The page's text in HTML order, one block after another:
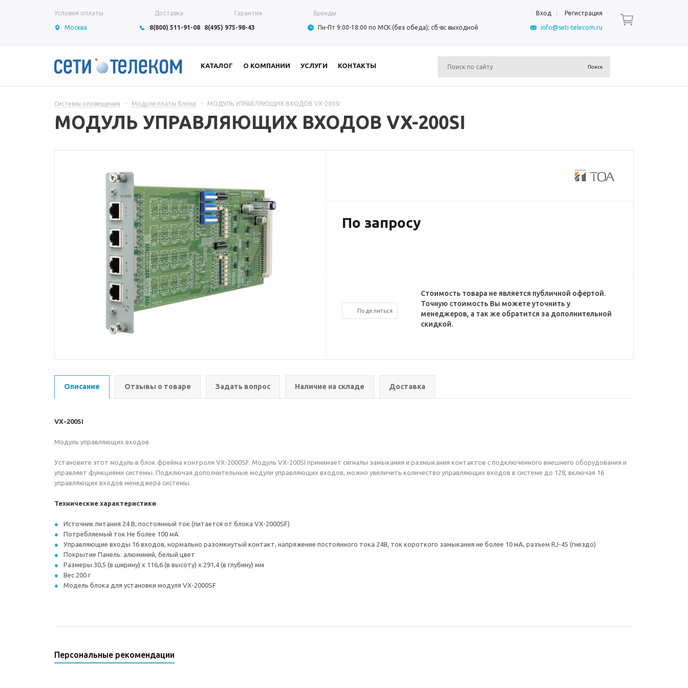
Условия оплаты Доставка Гарантия Бренды Вход Регистрация
Москва 8(800) 511-91-08 8(495) 975-98-43 Пн-Пт 9:00-18:00 по МСК (без обеда); сб-вс выходной info@seti-telecom.ru
КАТАЛОГ О КОМПАНИИ УСЛУГИ КОНТАКТЫ
Системы оповещения - Модули платы блоки - МОДУЛЬ УПРАВЛЯЮЩИХ ВХОДОВ VX-200SI
МОДУЛЬ УПРАВЛЯЮЩИХ ВХОДОВ VX-200SI
По запросу
Поделиться
Стоимость товара не является публичной офертой.
Точную стоимость Вы можете уточнить у
менеджеров, а так же обратится за дополнительной
скидкой.
Описание Отзывы о товаре Задать вопрос Наличие на складе Доставка
VX-200SI
Модуль управляющих входов
Установите этот модуль в блок фрейма контроля VX-2000SF. Модуль VX-200SI принимает сигналы замыкания и размыкания контактов с подключенного внешнего оборудования и
управляет функциями системы. Подключая дополнительные модули управляющих входов, можно увеличить количество управляющих входов в системе до 128, включая 16
управляющих входов менеджера системы.
Технические характеристики
Источник питания 24 В, постоянный ток (питается от блока VX-2000SF)
Потребляемый ток Не более 100 мА
Управляющие входы 16 входов, нормально разомкнутый контакт, напряжение постоянного тока 24В, ток короткого замыкания не более 10 мА, разъем RJ-45 (гнездо)
Покрытие Панель: алюминий, белый цвет
Размеры 30,5 (в ширину) х 116,6 (в высоту) х 291,4 (в глубину) мм
Вес 200 г
Модель блока для установки модуля VX-2000SF
Персональные рекомендации